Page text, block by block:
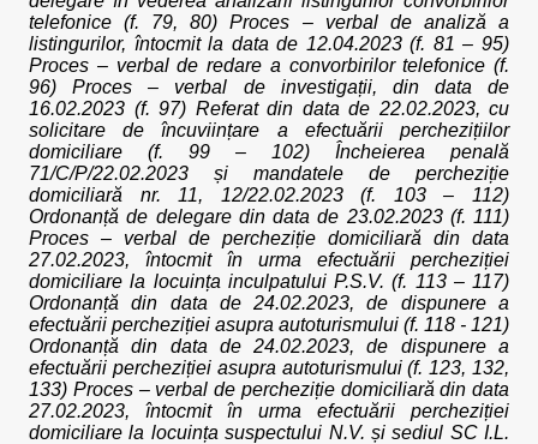
telefonice (f. 79, 80) Proces – verbal de analiză a
listingurilor, întocmit la data de 12.04.2023 (f. 81 – 95)
Proces – verbal de redare a convorbirilor telefonice (f.
96) Proces – verbal de investigații, din data de
16.02.2023 (f. 97) Referat din data de 22.02.2023, cu
solicitare de încuviințare a efectuării perchezițiilor
domiciliare (f. 99 – 102) Încheierea penală
71/C/P/22.02.2023 și mandatele de percheziție
domiciliară nr. 11, 12/22.02.2023 (f. 103 – 112)
Ordonanță de delegare din data de 23.02.2023 (f. 111)
Proces – verbal de percheziție domiciliară din data
27.02.2023, întocmit în urma efectuării percheziției
domiciliare la locuința inculpatului P.S.V. (f. 113 – 117)
Ordonanță din data de 24.02.2023, de dispunere a
efectuării percheziției asupra autoturismului (f. 118 - 121)
Ordonanță din data de 24.02.2023, de dispunere a
efectuării percheziției asupra autoturismului (f. 123, 132,
133) Proces – verbal de percheziție domiciliară din data
27.02.2023, întocmit în urma efectuării percheziției
domiciliare la locuința suspectului N.V. și sediul SC I.L.